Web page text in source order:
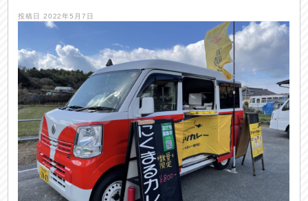
投稿日 2022年5月7日